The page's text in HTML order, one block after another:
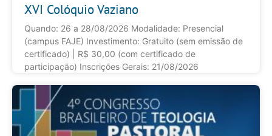
XVI Colóquio Vaziano
Quando: 26 a 28/08/2026 Modalidade: Presencial
(campus FAJE) Investimento: Gratuito (sem emissão de
certificado) | R$ 30,00 (com certificado de
participação) Inscrições Gerais: 21/08/2026